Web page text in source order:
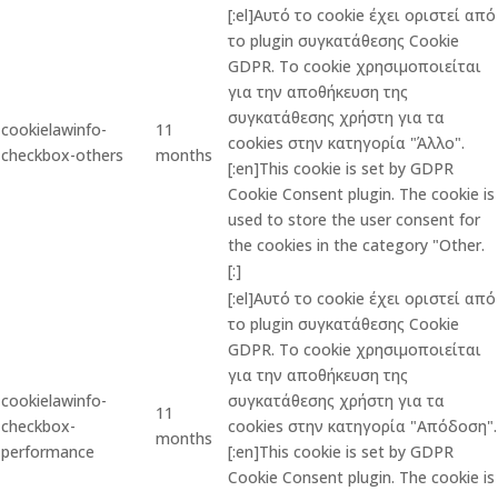
cookielawinfo-
checkbox-others
11
months
[:el]Αυτό το cookie έχει οριστεί από
το plugin συγκατάθεσης Cookie
GDPR. Το cookie χρησιμοποιείται
για την αποθήκευση της
συγκατάθεσης χρήστη για τα
cookies στην κατηγορία "Άλλο".
[:en]This cookie is set by GDPR
Cookie Consent plugin. The cookie is
used to store the user consent for
the cookies in the category "Other.
[:]
cookielawinfo-
checkbox-
performance
11
months
[:el]Αυτό το cookie έχει οριστεί από
το plugin συγκατάθεσης Cookie
GDPR. Το cookie χρησιμοποιείται
για την αποθήκευση της
συγκατάθεσης χρήστη για τα
cookies στην κατηγορία "Απόδοση".
[:en]This cookie is set by GDPR
Cookie Consent plugin. The cookie is